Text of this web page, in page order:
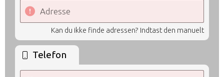
Adresse
Kan du ikke finde adressen? Indtast den manuelt
Telefon